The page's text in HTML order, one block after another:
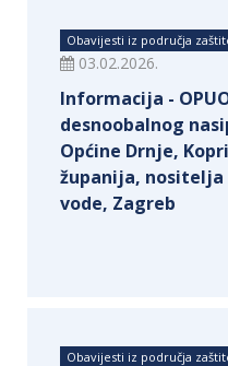
Obavijesti iz područja
03.02.2026.
Informacija -
desnoobalnog
Općine Drnje,
županija,
vode, Zagreb
Obavijesti iz područja